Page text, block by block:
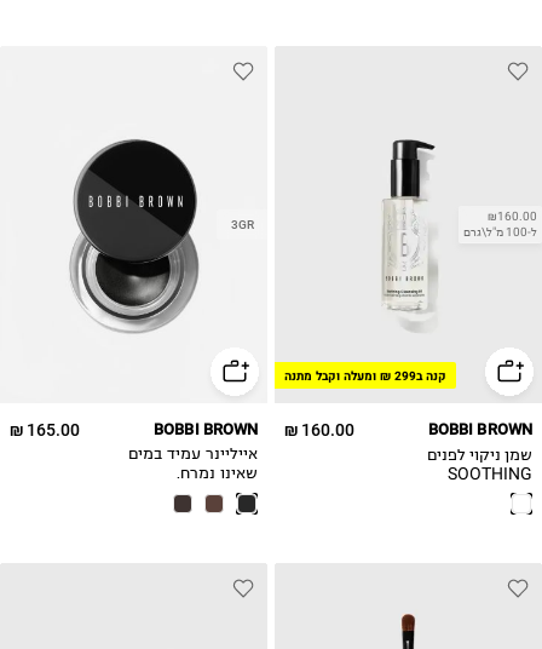
קנה ב299 ₪ ומעלה וקבל מתנה
₪160.00
ל-100 מ"ל\גרם
160.00 ₪ BOBBI BROWN
שמן ניקוי לפנים
SOOTHING
CLEANSING OIL
100ML
3GR
165.00 ₪ BOBBI BROWN
אייליינר עמיד במים
שאינו נמרח.